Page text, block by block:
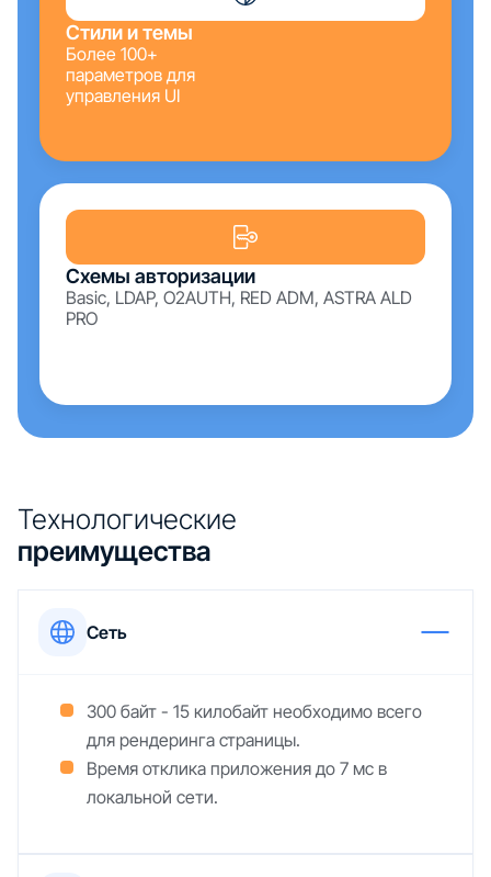
Стили и темы
Более 100+
параметров для
управления UI
Схемы авторизации
Basic, LDAP, O2AUTH, RED ADM, ASTRA ALD
PRO
Технологические
преимущества
Сеть
300 байт - 15 килобайт необходимо всего
для рендеринга страницы.
Время отклика приложения до 7 мс в
локальной сети.